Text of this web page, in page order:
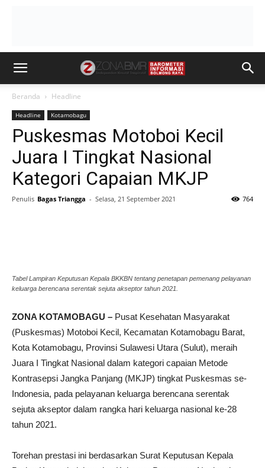
Beranda Headline
Headline Kotamobagu
Puskesmas Motoboi Kecil
Juara I Tingkat Nasional
Kategori Capaian MKJP
Penulis Bagas Triangga - Selasa, 21 September 2021 764
Tabel Lampiran Keputusan Kepala BKKBN tentang penetapan pemenang pelayanan
keluarga berencana serentak sejuta akseptor tahun 2021.
ZONA KOTAMOBAGU – Pusat Kesehatan Masyarakat
(Puskesmas) Motoboi Kecil, Kecamatan Kotamobagu Barat,
Kota Kotamobagu, Provinsi Sulawesi Utara (Sulut), meraih
Juara I Tingkat Nasional dalam kategori capaian Metode
Kontrasepsi Jangka Panjang (MKJP) tingkat Puskesmas se-
Indonesia, pada pelayanan keluarga berencana serentak
sejuta akseptor dalam rangka hari keluarga nasional ke-28
tahun 2021.
Torehan prestasi ini berdasarkan Surat Keputusan Kepala